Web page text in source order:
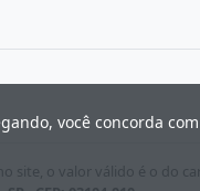
o valor válido é o do
você concorda